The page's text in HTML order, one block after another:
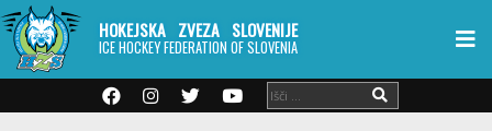
HOKEJSKA ZVEZA SLOVENIJE
ICE HOCKEY FEDERATION OF SLOVENIA